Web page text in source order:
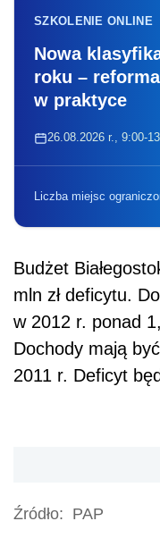
SZKOLENIE ONLINE
Nowa
roku –
w praktyce
26.08.2026 r., 9:00-
Liczba miejsc
Budżet
mln zł deficytu.
w 2012 r. ponad
Dochody mają
2011 r. Deficyt
Źródło: PAP